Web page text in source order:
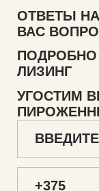
ОТВЕТЫ
ВАС
ЛИЗИНГ
УГОСТИМ